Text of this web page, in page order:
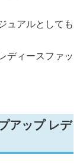
ュアルとしても
ディースファッ
アップ レデ